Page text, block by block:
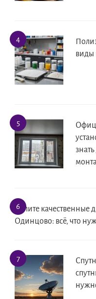
виды
Купите качественные
Одинцово: всё, что